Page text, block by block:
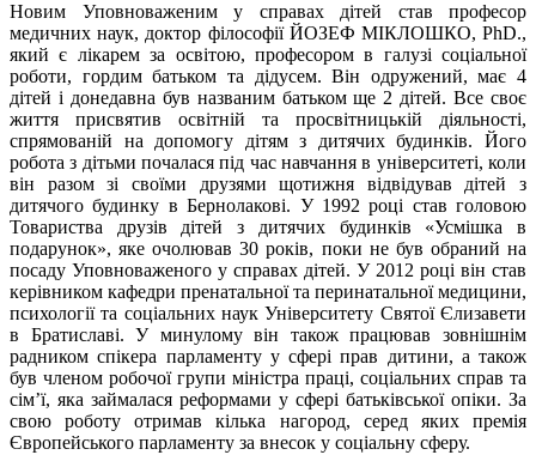
Новим Уповноваженим у справах дітей став професор
медичних наук, доктор філософії ЙОЗЕФ МІКЛОШКО, PhD.,
який є лікарем за освітою, професором в галузі соціальної
роботи, гордим батьком та дідусем. Він одружений, має 4
дітей і донедавна був названим батьком ще 2 дітей. Все своє
життя присвятив освітній та просвітницькій діяльності,
спрямованій на допомогу дітям з дитячих будинків. Його
робота з дітьми почалася під час навчання в університеті, коли
він разом зі своїми друзями щотижня відвідував дітей з
дитячого будинку в Бернолакові. У 1992 році став головою
Товариства друзів дітей з дитячих будинків «Усмішка в
подарунок», яке очолював 30 років, поки не був обраний на
посаду Уповноваженого у справах дітей. У 2012 році він став
керівником кафедри пренатальної та перинатальної медицини,
психології та соціальних наук Університету Святої Єлизавети
в Братиславі. У минулому він також працював зовнішнім
радником спікера парламенту у сфері прав дитини, а також
був членом робочої групи міністра праці, соціальних справ та
сім’ї, яка займалася реформами у сфері батьківської опіки. За
свою роботу отримав кілька нагород, серед яких премія
Європейського парламенту за внесок у соціальну сферу.